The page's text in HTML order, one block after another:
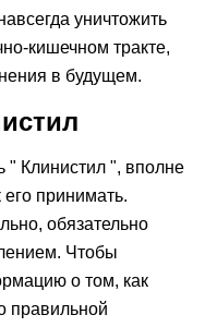
уничтожить
кишечном тракте,
в будущем.
" Клинистил ", вполне
его принимать.
обязательно
Чтобы
о том, как
правильной